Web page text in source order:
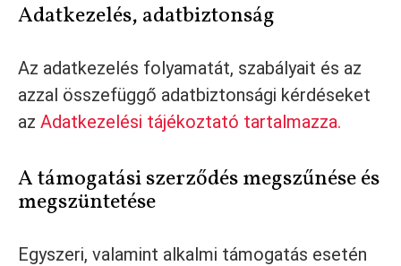
Adatkezelés, adatbiztonság
Az adatkezelés folyamatát, szabályait és az
azzal összefüggő adatbiztonsági kérdéseket
az Adatkezelési tájékoztató tartalmazza.
A támogatási szerződés megszűnése és
megszüntetése
Egyszeri, valamint alkalmi támogatás esetén